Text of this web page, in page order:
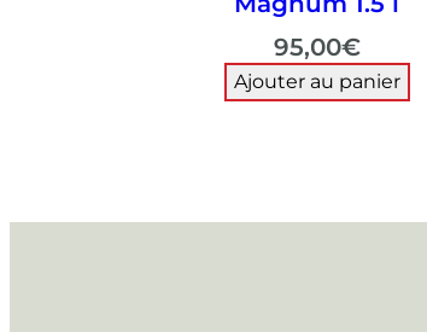
95,00€
Ajouter au panier